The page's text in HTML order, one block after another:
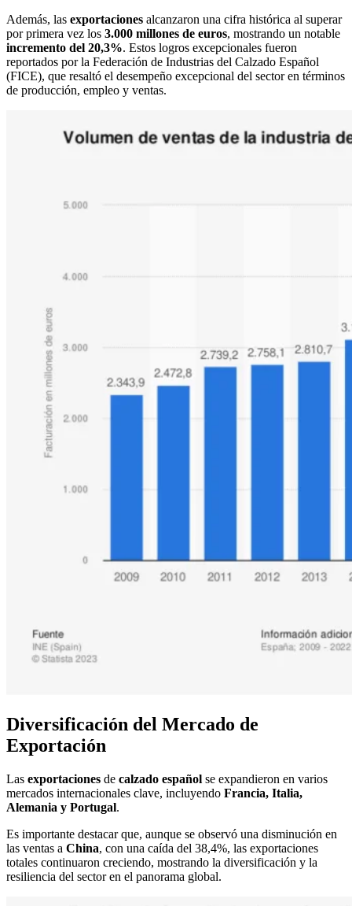
Además, las exportaciones alcanzaron una cifra histórica al superar
por primera vez los 3.000 millones de euros, mostrando un notable
incremento del 20,3%. Estos logros excepcionales fueron
reportados por la Federación de Industrias del Calzado Español
(FICE), que resaltó el desempeño excepcional del sector en términos
de producción, empleo y ventas.
Diversificación del Mercado de
Exportación
Las exportaciones de calzado español se expandieron en varios
mercados internacionales clave, incluyendo Francia, Italia,
Alemania y Portugal.
Es importante destacar que, aunque se observó una disminución en
las ventas a China, con una caída del 38,4%, las exportaciones
totales continuaron creciendo, mostrando la diversificación y la
resiliencia del sector en el panorama global.